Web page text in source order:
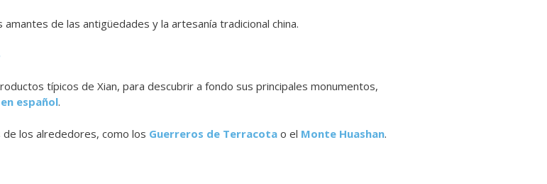
de las antigüedades y la artesanía tradicional china.
típicos de Xian, para descubrir a fondo sus principales monumentos,
español.
los alrededores, como los Guerreros de Terracota o el Monte Huashan.